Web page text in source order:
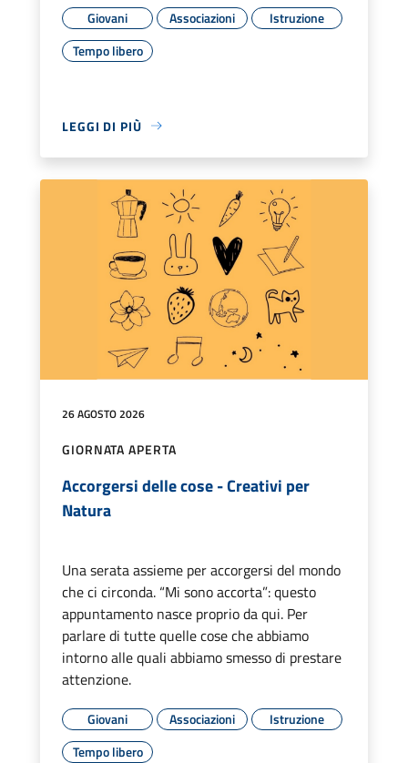
Giovani Associazioni
Istruzione
Tempo libero
LEGGI DI PIÙ
26 AGOSTO 2026
GIORNATA APERTA
Accorgersi delle cose - Creativi per
Natura
Una serata assieme per accorgersi del mondo
che ci circonda. “Mi sono accorta”: questo
appuntamento nasce proprio da qui. Per
parlare di tutte quelle cose che abbiamo
intorno alle quali abbiamo smesso di prestare
attenzione.
Giovani Associazioni
Istruzione
Tempo libero